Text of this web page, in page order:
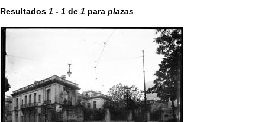
Resultados 1 - 1 de 1 para plazas